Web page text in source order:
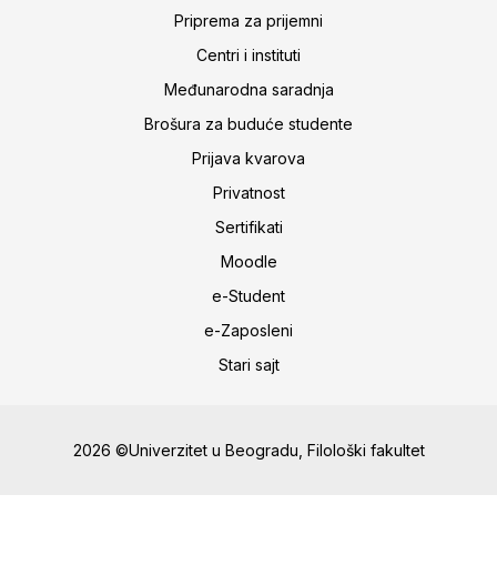
Priprema za prijemni
Centri i instituti
Međunarodna saradnja
Brošura za buduće studente
Prijava kvarova
Privatnost
Sertifikati
Moodle
e-Student
e-Zaposleni
Stari sajt
2026 ©Univerzitet u Beogradu, Filološki fakultet